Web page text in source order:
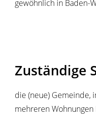
gewöhnlich in Baden-
Zuständige
die (neue) Gemeinde,
mehreren